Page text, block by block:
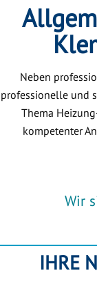
Neben
professionelle und
Thema
kompetenter
Wir
IHRE